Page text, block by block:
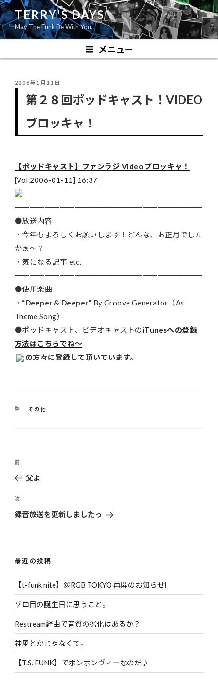
コ
ン
テ
ン
TERRY'S DAYS
May The Funk Be With You.
メニュー
投
2006年1月11日
第２８回ポッドキャスト！VIDEO
ブロッキャ！
【ポッドキャスト】ファンラジ Video ブロッキャ！
[Vol.2006-01-11] 16:37
━━━━━━━━━━━━━━━━━━━━━━━━━
●放送内容
・今年もよろしくお願いします！どんな、お正月でした
かぁ～？
・気になる記事 etc.
━━━━━━━━━━━━━━━━━━━━━━━━━
●使用楽曲
・ “Deeper & Deeper” By Groove Generator（As
Theme Song）
●ポッドキャスト、ビデオキャストのiTunesへの登録
方法はこちらでね～
の方々に登録して頂いています。
カ
その他
投
ナ
ビ
ゲ
ン
過
去
投
稿
前
父よ
次
の
次
録音放送を更新しましたっ
最近の投稿
【t-funk nite】＠RGB TOKYO 再開のお知らせ❗️
ゾロ目の誕生日に思うこと。
Restream経由で音質の劣化はあるか？
神風とかじゃなくて。
【T.S. FUNK】でボンボンヴィーなのだ♪